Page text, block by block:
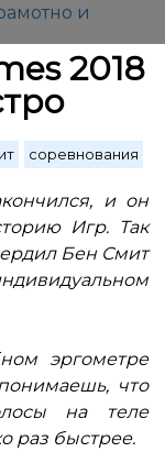
и
2018
соревнования
и он
Игр. Так
Бен Смит
эргометре
что
на теле
раз быстрее.